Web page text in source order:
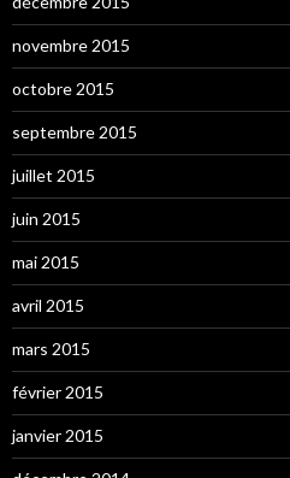
novembre 2015
octobre 2015
septembre 2015
juillet 2015
juin 2015
mai 2015
avril 2015
mars 2015
février 2015
janvier 2015